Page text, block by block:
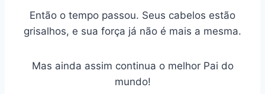
Então o tempo passou. Seus cabelos estão
grisalhos, e sua força já não é mais a mesma.
Mas ainda assim continua o melhor Pai do
mundo!